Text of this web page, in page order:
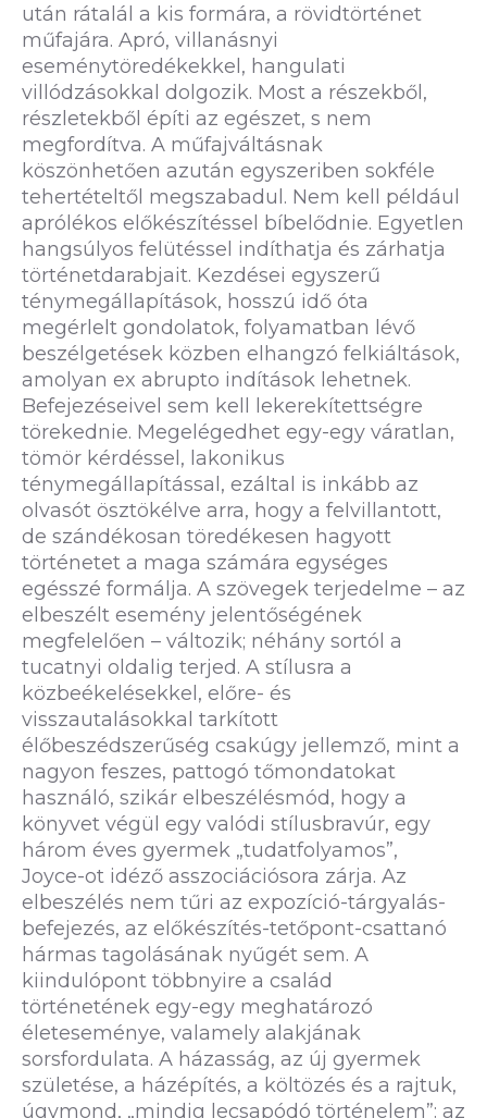
után rátalál a kis formára, a rövidtörténet
műfajára. Apró, villanásnyi
eseménytöredékekkel, hangulati
villódzásokkal dolgozik. Most a részekből,
részletekből építi az egészet, s nem
megfordítva. A műfajváltásnak
köszönhetően azután egyszeriben sokféle
tehertételtől megszabadul. Nem kell például
aprólékos előkészítéssel bíbelődnie. Egyetlen
hangsúlyos felütéssel indíthatja és zárhatja
történetdarabjait. Kezdései egyszerű
ténymegállapítások, hosszú idő óta
megérlelt gondolatok, folyamatban lévő
beszélgetések közben elhangzó felkiáltások,
amolyan ex abrupto indítások lehetnek.
Befejezéseivel sem kell lekerekítettségre
törekednie. Megelégedhet egy-egy váratlan,
tömör kérdéssel, lakonikus
ténymegállapítással, ezáltal is inkább az
olvasót ösztökélve arra, hogy a felvillantott,
de szándékosan töredékesen hagyott
történetet a maga számára egységes
egésszé formálja. A szövegek terjedelme – az
elbeszélt esemény jelentőségének
megfelelően – változik; néhány sortól a
tucatnyi oldalig terjed. A stílusra a
közbeékelésekkel, előre- és
visszautalásokkal tarkított
élőbeszédszerűség csakúgy jellemző, mint a
nagyon feszes, pattogó tőmondatokat
használó, szikár elbeszélésmód, hogy a
könyvet végül egy valódi stílusbravúr, egy
három éves gyermek „tudatfolyamos”,
Joyce-ot idéző asszociációsora zárja. Az
elbeszélés nem tűri az expozíció-tárgyalás-
befejezés, az előkészítés-tetőpont-csattanó
hármas tagolásának nyűgét sem. A
kiindulópont többnyire a család
történetének egy-egy meghatározó
életeseménye, valamely alakjának
sorsfordulata. A házasság, az új gyermek
születése, a házépítés, a költözés és a rajtuk,
úgymond, „mindig lecsapódó történelem”: az